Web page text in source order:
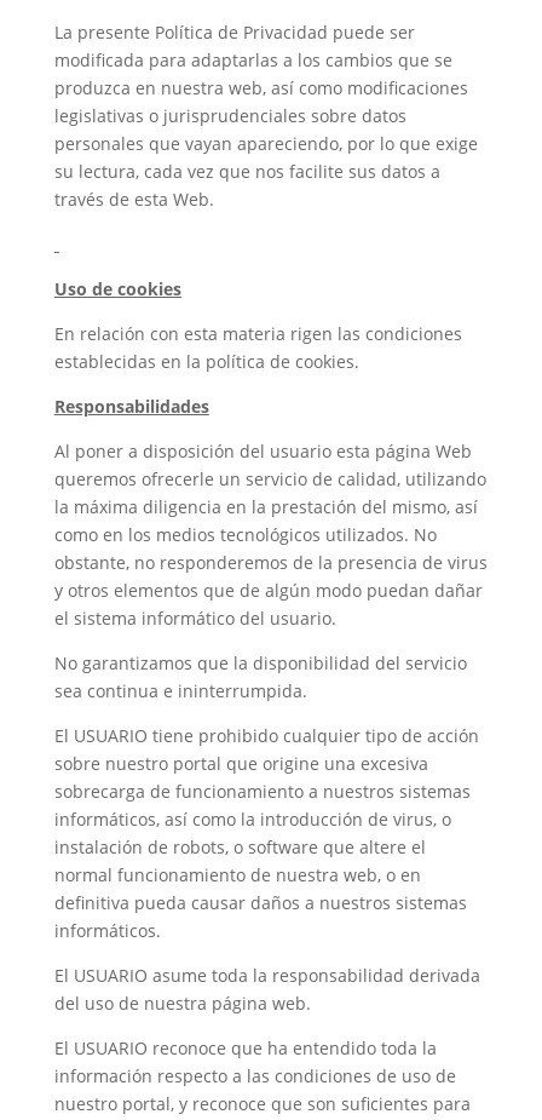
La presente Política de Privacidad puede ser
modificada para adaptarlas a los cambios que se
produzca en nuestra web, así como modificaciones
legislativas o jurisprudenciales sobre datos
personales que vayan apareciendo, por lo que exige
su lectura, cada vez que nos facilite sus datos a
través de esta Web.
Uso de cookies
En relación con esta materia rigen las condiciones
establecidas en la política de cookies.
Responsabilidades
Al poner a disposición del usuario esta página Web
queremos ofrecerle un servicio de calidad, utilizando
la máxima diligencia en la prestación del mismo, así
como en los medios tecnológicos utilizados. No
obstante, no responderemos de la presencia de virus
y otros elementos que de algún modo puedan dañar
el sistema informático del usuario.
No garantizamos que la disponibilidad del servicio
sea continua e ininterrumpida.
El USUARIO tiene prohibido cualquier tipo de acción
sobre nuestro portal que origine una excesiva
sobrecarga de funcionamiento a nuestros sistemas
informáticos, así como la introducción de virus, o
instalación de robots, o software que altere el
normal funcionamiento de nuestra web, o en
definitiva pueda causar daños a nuestros sistemas
informáticos.
El USUARIO asume toda la responsabilidad derivada
del uso de nuestra página web.
El USUARIO reconoce que ha entendido toda la
información respecto a las condiciones de uso de
nuestro portal, y reconoce que son suficientes para